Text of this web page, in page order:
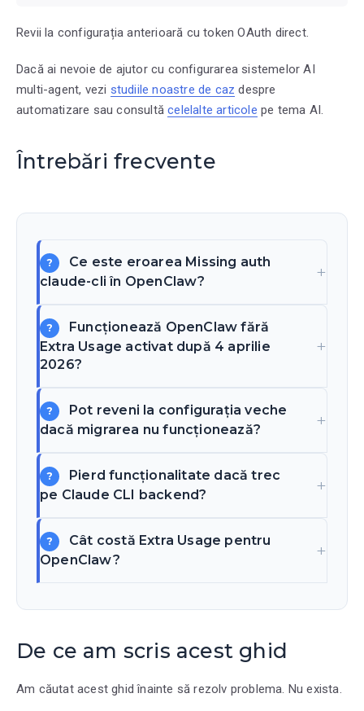
Revii la configurația anterioară cu token OAuth direct.
Dacă ai nevoie de ajutor cu configurarea sistemelor AI
multi-agent, vezi studiile noastre de caz despre
automatizare sau consultăcelelalte articole pe tema AI.
Întrebări frecvente
Ce este eroarea Missing auth
claude-cli în OpenClaw?
Funcționează OpenClaw fără
Extra Usage activat după 4 aprilie
2026?
Pot reveni la configurația veche
dacă migrarea nu funcționează?
Pierd funcționalitate dacă trec
pe Claude CLI backend?
Cât costă Extra Usage pentru
OpenClaw?
De ce am scris acest ghid
Am căutat acest ghid înainte să rezolv problema. Nu exista.